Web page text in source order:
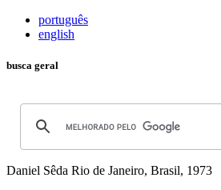
português
english
busca geral
Daniel Sêda Rio de Janeiro, Brasil, 1973